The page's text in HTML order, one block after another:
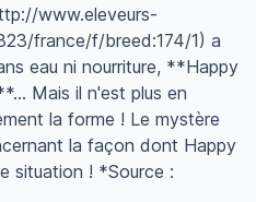
www.eleveurs-
france/f/breed:174/1) a
eau ni nourriture, **Happy
Mais il n'est plus en
la forme ! Le mystère
la façon dont Happy
situation ! *Source :